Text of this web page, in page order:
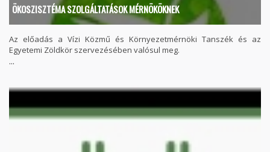
ÖKOSZISZTÉMA SZOLGÁLTATÁSOK MÉRNÖKÖKNEK
Az előadás a Vízi Közmű és Környezetmérnöki Tanszék és az
Egyetemi Zöldkör szervezésében valósul meg.
...